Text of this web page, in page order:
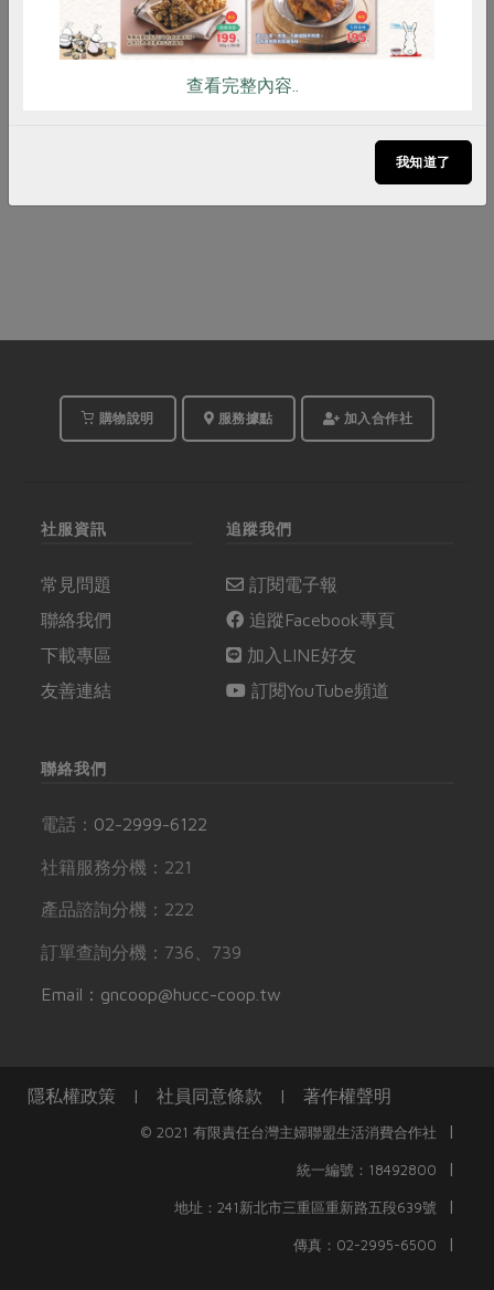
文章留言
購物說明 服務據點 加入合作社
社服資訊
常見問題
聯絡我們
下載專區
友善連結
追蹤我們
訂閱電子報
追蹤Facebook專頁
加入LINE好友
訂閱YouTube頻道
聯絡我們
電話： 02-2999-6122
社籍服務分機：221
產品諮詢分機：222
訂單查詢分機：736、739
Email：gncoop@hucc-coop.tw
隱私權政策 | 社員同意條款 | 著作權聲明
© 2021 有限責任台灣主婦聯盟生活消費合作社 |
統一編號：18492800 |
地址：241新北市三重區重新路五段639號 |
傳真：02-2995-6500 |
查看完整內容..
我知道了